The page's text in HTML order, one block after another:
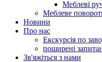
Меблеві
Меблеве
Новини
Про нас
Екскурсія по
поширені
Зв'яжіться з нами